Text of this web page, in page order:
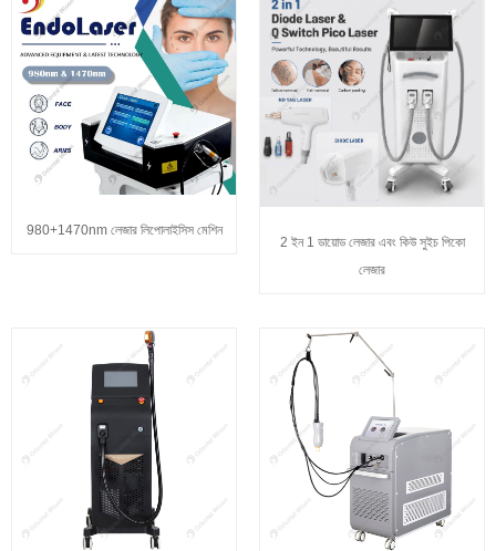
980+1470nm লেজার লিপোলাইসিস মেশিন
2 ইন 1 ডায়োড লেজার এবং কিউ সুইচ পিকো
লেজার